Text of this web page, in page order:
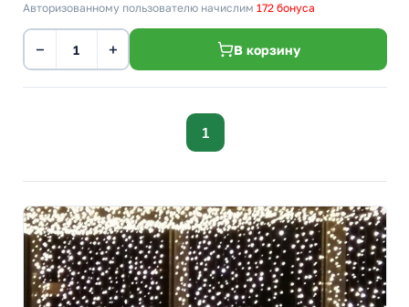
Авторизованному пользователю начислим 172 бонуса
− + В корзину
1